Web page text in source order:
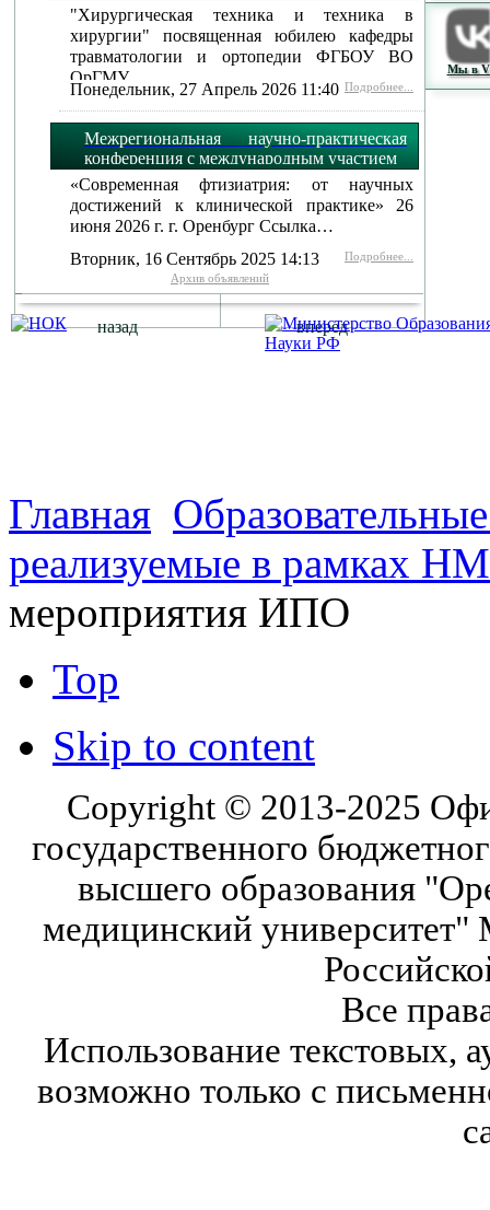
"Хирургическая техника и техника в
хирургии" посвященная юбилею кафедры
травматологии и ортопедии ФГБОУ ВО
ОрГМУ…
Понедельник, 27 Апрель 2026 11:40 Подробнее...
Межрегиональная научно-практическая
конференция с международным участием
«Современная фтизиатрия: от научных
достижений к клинической практике» 26
июня 2026 г. г. Оренбург Ссылка…
Вторник, 16 Сентябрь 2025 14:13
Подробнее...
Архив объявлений
назад вперед
Мы в
Главная
реализуемые в рамках
мероприятия ИПО
Top
Skip to content
Copyright © 2013-2025
государственного
высшего образования
медицинский университет"
Все
Использование текстовых,
возможно только с